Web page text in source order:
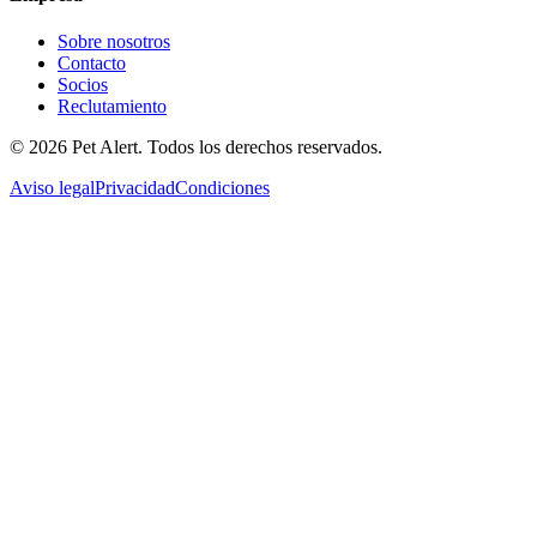
Sobre nosotros
Contacto
Socios
Reclutamiento
© 2026 Pet Alert. Todos los derechos reservados.
Aviso legalPrivacidadCondiciones